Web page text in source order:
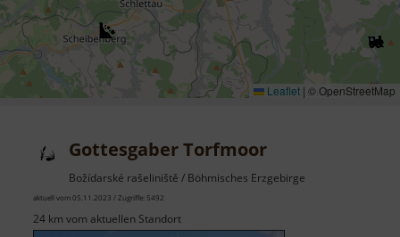
Leaflet | © OpenStreetMap
Gottesgaber Torfmoor
Božídarské rašeliniště / Böhmisches Erzgebirge
aktuell vom 05.11.2023 / Zugriffe: 5492
24 km vom aktuellen Standort